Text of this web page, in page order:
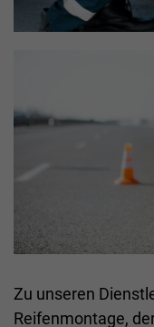
Zu unseren
Reifenmontage,